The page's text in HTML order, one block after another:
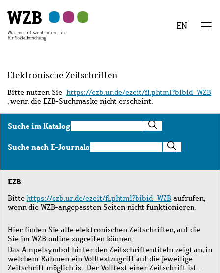
Hauptinhalt
springen
Navigation
springen
Suche
springen
Sekundärnavigation
springen
Fußzeile
springen
EN
Elektronische Zeitschriften
Bitte nutzen Sie https://ezb.ur.de/ezeit/fl.phtml?bibid=WZB
, wenn die EZB-Suchmaske nicht erscheint.
Suche im KatalogSuche
im
Katalog
Suche nach E-JournalsSuche
nach
Journals
EZB
Bitte https://ezb.ur.de/ezeit/fl.phtml?bibid=WZB aufrufen,
wenn die WZB-angepassten Seiten nicht funktionieren.
Hier finden Sie alle elektronischen Zeitschriften, auf die
Sie im WZB online zugreifen können.
Das Ampelsymbol hinter den Zeitschriftentiteln zeigt an, in
welchem Rahmen ein Volltextzugriff auf die jeweilige
Zeitschrift möglich ist. Der Volltext einer Zeitschrift ist …